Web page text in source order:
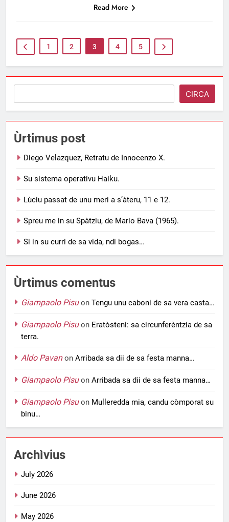
Read More
1 2 3 4 5
CIRCA
Ùrtimus post
Diego Velazquez, Retratu de Innocenzo X.
Su sistema operativu Haiku.
Lùciu passat de unu meri a s’àteru, 11 e 12.
Spreu me in su Spàtziu, de Mario Bava (1965).
Si in su curri de sa vida, ndi bogas…
Ùrtimus comentus
Giampaolo Pisuon Tengu unu caboni de sa vera casta…
Giampaolo Pisuon Eratòsteni: sa circunferèntzia de sa
terra.
Aldo Pavanon Arribada sa dii de sa festa manna…
Giampaolo Pisuon Arribada sa dii de sa festa manna…
Giampaolo Pisuon Mulleredda mia, candu còmporat su
binu…
Archìvius
July 2026
June 2026
May 2026